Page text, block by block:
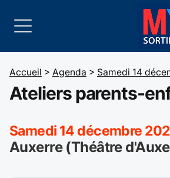
Accueil > Agenda > Samedi 14
Ateliers parents-
Samedi 14 décembre
Auxerre (Théâtre